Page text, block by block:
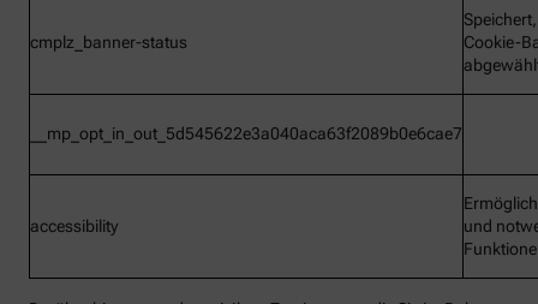
cmplz_banner-status
Cookie-
__mp_opt_in_out_5d545622e3a040aca63f2089b0e6cae7
accessibility
und